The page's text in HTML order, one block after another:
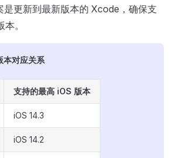
是更新到最新版本的 Xcode，确保支
。
对应关系
支持的最高 iOS 版本
iOS 14.3
iOS 14.2